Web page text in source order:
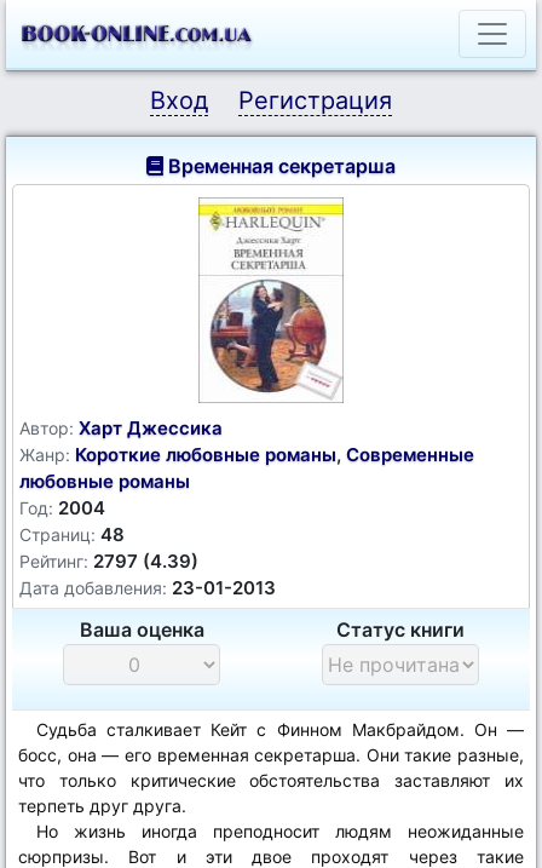
Вход Регистрация
Временная секретарша
Автор: Харт Джессика
Жанр: Короткие любовные романы, Современные
любовные романы
Год: 2004
Страниц: 48
Рейтинг: 2797 (4.39)
Дата добавления: 23-01-2013
Ваша оценка Статус книги
Судьба сталкивает Кейт с Финном Макбрайдом. Он —
босс, она — его временная секретарша. Они такие разные,
что только критические обстоятельства заставляют их
терпеть друг друга.
Но жизнь иногда преподносит людям неожиданные
сюрпризы. Вот и эти двое проходят через такие